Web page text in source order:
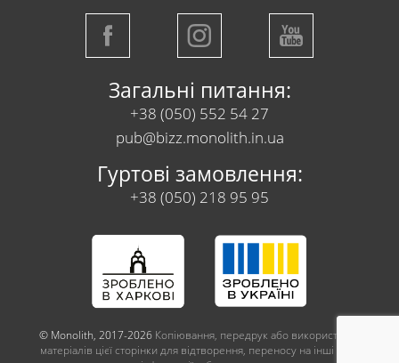
Загальні питання:
+38 (050) 552 54 27
pub@bizz.monolith.in.ua
Гуртові замовлення:
+38 (050) 218 95 95
© Monolith, 2017-2026 Копіювання, передрук або використання
матеріалів цієї сторінки для відтворення, переносу на інші носії